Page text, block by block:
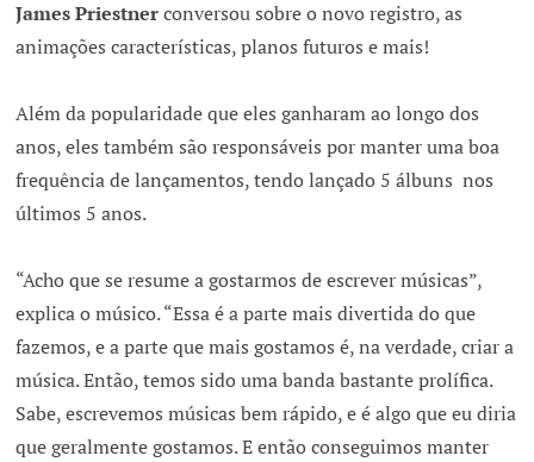
James Priestnerconversou sobre o novo registro, as
animações características, planos futuros e mais!
Além da popularidade que eles ganharam ao longo dos
anos, eles também são responsáveis por manter uma boa
frequência de lançamentos, tendo lançado 5 álbuns nos
últimos 5 anos.
“Acho que se resume a gostarmos de escrever músicas”,
explica o músico. “Essa é a parte mais divertida do que
fazemos, e a parte que mais gostamos é, na verdade, criar a
música. Então, temos sido uma banda bastante prolífica.
Sabe, escrevemos músicas bem rápido, e é algo que eu diria
que geralmente gostamos. E então conseguimos manter